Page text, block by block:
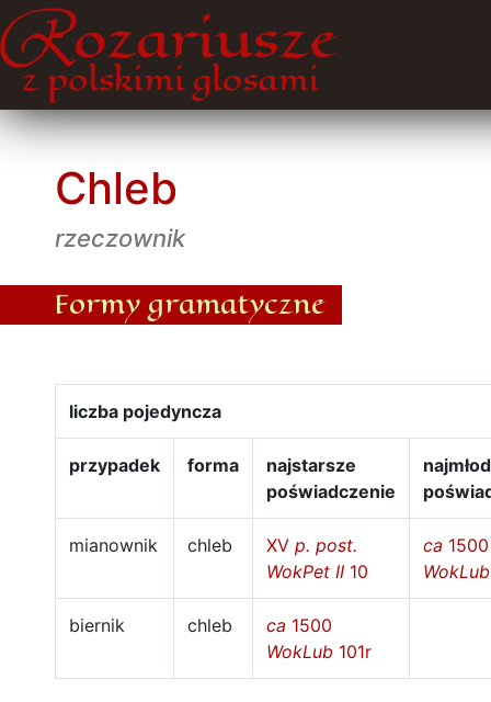
Chleb
rzeczownik
Formy gramatyczne
liczba pojedyncza
przypadek forma
najstarsze
poświadczenie
mianownik chleb XV p. post.
WokPet II 10
ca 1500
WokLub
biernik chleb ca 1500
WokLub 101r